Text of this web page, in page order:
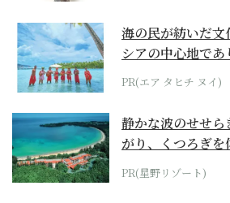
海の民が紡いだ
シアの中心地で
らみえてくる...
PR(エア タヒチ ヌイ)
静かな波のせせ
がり、くつろぎ
ホテル by...
PR(星野リゾート)